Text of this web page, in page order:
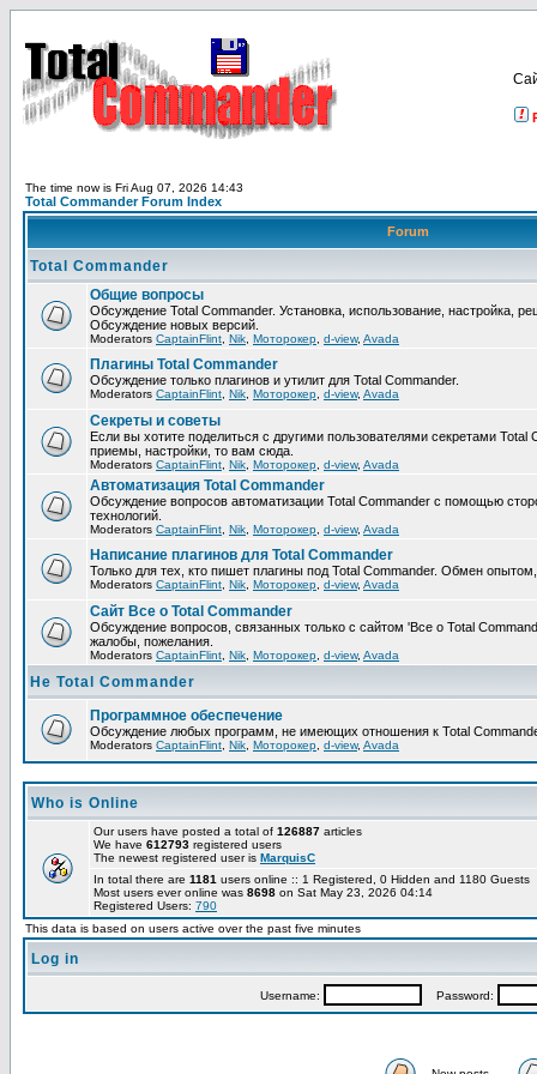
The time now is Fri Aug 07, 2026 14:43
Total Commander Forum Index
Forum
Total Commander
Общие вопросы
Обсуждение Total Commander. Установка, использование, настройка,
Обсуждение новых версий.
Moderators CaptainFlint Nik Моторокер d-view, Avada
Плагины Total Commander
Обсуждение только плагинов и утилит для Total Commander.
Moderators CaptainFlint Nik Моторокер d-view, Avada
Секреты и советы
Если вы хотите поделиться с другими пользователями секретами Total
приемы, настройки, то вам сюда.
Moderators CaptainFlint Nik Моторокер d-view, Avada
Автоматизация Total Commander
Обсуждение вопросов автоматизации Total Commander с помощью
технологий.
Moderators CaptainFlint Nik Моторокер d-view, Avada
Написание плагинов для Total Commander
Только для тех, кто пишет плагины под Total Commander. Обмен
Moderators CaptainFlint Nik Моторокер d-view, Avada
Сайт Все о Total Commander
Обсуждение вопросов, связанных только с сайтом 'Все о Total
жалобы, пожелания.
Moderators CaptainFlint Nik Моторокер d-view, Avada
Не Total Commander
Программное обеспечение
Обсуждение любых программ, не имеющих отношения к Total
Moderators CaptainFlint Nik Моторокер d-view, Avada
Who is Online
Our users have posted a total of 126887 articles
We have 612793 registered users
The newest registered user is MarquisC
In total there are 1181 users online :: 1 Registered, 0 Hidden and 1180
Most users ever online was 8698 on Sat May 23, 2026 04:14
Registered Users: 790
This data is based on users active over the past five minutes
Log in
Username: Password: